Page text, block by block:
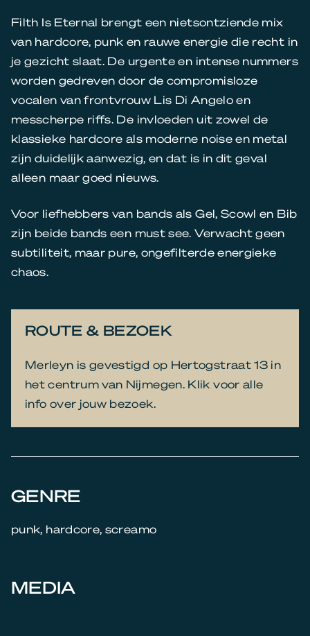
Filth Is Eternal brengt een nietsontziende mix
van hardcore, punk en rauwe energie die recht in
je gezicht slaat. De urgente en intense nummers
worden gedreven door de compromisloze
vocalen van frontvrouw Lis Di Angelo en
messcherpe riffs. De invloeden uit zowel de
klassieke hardcore als moderne noise en metal
zijn duidelijk aanwezig, en dat is in dit geval
alleen maar goed nieuws.
Voor liefhebbers van bands als Gel, Scowl en Bib
zijn beide bands een must see. Verwacht geen
subtiliteit, maar pure, ongefilterde energieke
chaos.
ROUTE & BEZOEK
Merleyn is gevestigd op Hertogstraat 13 in
het centrum van Nijmegen. Klik voor alle
info over jouw bezoek.
GENRE
punk, hardcore, screamo
MEDIA